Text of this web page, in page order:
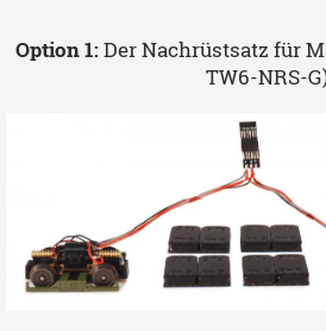
Option 1:Der Nachrüstsatz für
TW6-NRS-